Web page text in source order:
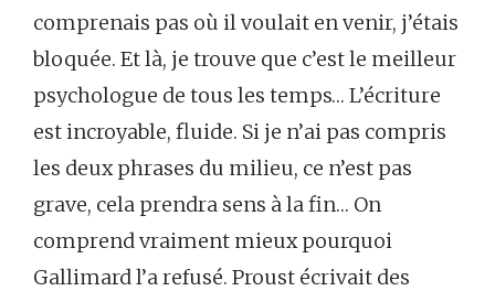
comprenais pas où il voulait en venir, j’étais
bloquée. Et là, je trouve que c’est le meilleur
psychologue de tous les temps… L’écriture
est incroyable, fluide. Si je n’ai pas compris
les deux phrases du milieu, ce n’est pas
grave, cela prendra sens à la fin… On
comprend vraiment mieux pourquoi
Gallimard l’a refusé. Proust écrivait des